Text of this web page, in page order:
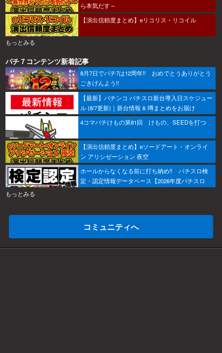
ら本気だす～
【演出信頼度まとめ】eリコリス・リコイル
もっとみる
パチ７コンテンツ新着記事
8月7日でパチ7は12周年!! おめでとうありがとう
ごきげんよう!!
【最新】パチンコ パチスロ新台導入日スケジュー
ル (8/7更新)｜新台情報 & 噂まとめをお届け
4コマパチけもの第81回 けもの、SEEDを打つ
【演出信頼度まとめ】eソードアート・オンライ
ン アリシゼーション 夜空
ホールからなくなる前に打ち納め!! パチスロ検
定・認定情報データベース【2026年度パチスロ
もっとみる
コミュニティへ